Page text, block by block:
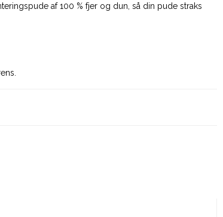
af 100 % fjer og dun, så din pude straks